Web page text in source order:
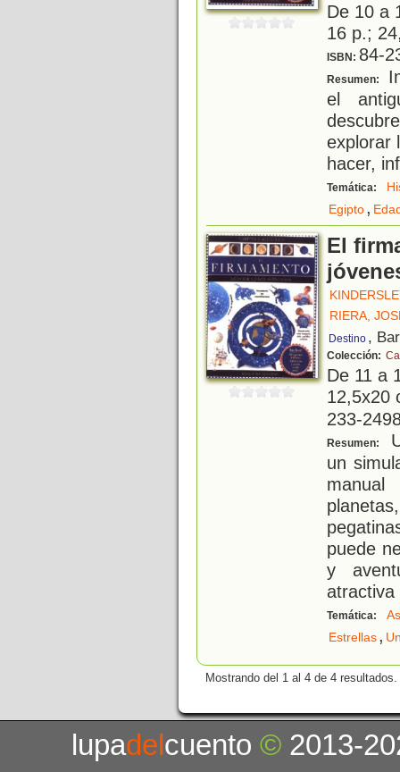
De 10 a
16 p.;
ISBN: 84-
Resumen:
el
explorar
hacer,
Temática:
Egipto,
El
RIERA,
Destino ,
Colección:
De 11 a
12,5x20
233-
Resumen:
un
puede
y
atractiva
Temática:
Estrellas,
Mostrando del 1 al 4 de 4 resultados.
lupadelcuento© 2013-